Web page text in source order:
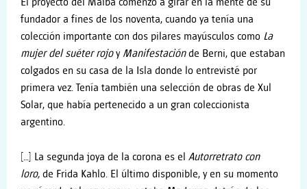
El proyecto del Malba comenzó a girar en la mente de su
fundador a fines de los noventa, cuando ya tenía una
colección importante con dos pilares mayúsculos como La
mujer del suéter rojoyManifestaciónde Berni, que estaban
colgados en su casa de la Isla donde lo entrevisté por
primera vez. Tenía también una selección de obras de Xul
Solar, que había pertenecido a un gran coleccionista
argentino.
[…] La segunda joya de la corona es el Autorretrato con
loro, de Frida Kahlo. El último disponible, y en su momento